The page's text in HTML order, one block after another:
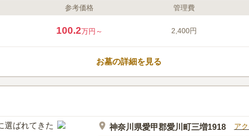
ライフドット編集部のコメント
のがありません。日当たりは良好で
広さを感じながらお参りすること
理が行き届いていて清潔です。いつ
ます。園内の売店ではお参りに必要
ない荷物でお参りしたい方には便利
管理事務所でお花とお線香は購入
どできるお店などはないと思ったほうがい
場近くということもあり森を切り開いたよう
参考価格 管理費
100.2万円～ 2,400円
お墓の詳細を見る
神奈川県愛甲郡愛川町三増1918 ア